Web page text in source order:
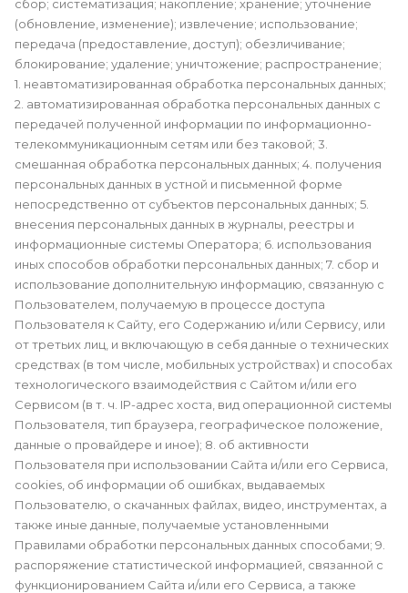
сбор; систематизация; накопление; хранение; уточнение
(обновление, изменение); извлечение; использование;
передача (предоставление, доступ); обезличивание;
блокирование; удаление; уничтожение; распространение;
1. неавтоматизированная обработка персональных данных;
2. автоматизированная обработка персональных данных с
передачей полученной информации по информационно-
телекоммуникационным сетям или без таковой; 3.
смешанная обработка персональных данных; 4. получения
персональных данных в устной и письменной форме
непосредственно от субъектов персональных данных; 5.
внесения персональных данных в журналы, реестры и
информационные системы Оператора; 6. использования
иных способов обработки персональных данных; 7. сбор и
использование дополнительную информацию, связанную с
Пользователем, получаемую в процессе доступа
Пользователя к Сайту, его Содержанию и/или Сервису, или
от третьих лиц, и включающую в себя данные о технических
средствах (в том числе, мобильных устройствах) и способах
технологического взаимодействия с Сайтом и/или его
Сервисом (в т. ч. IP-адрес хоста, вид операционной системы
Пользователя, тип браузера, географическое положение,
данные о провайдере и иное); 8. об активности
Пользователя при использовании Сайта и/или его Сервиса,
cookies, об информации об ошибках, выдаваемых
Пользователю, о скачанных файлах, видео, инструментах, а
также иные данные, получаемые установленными
Правилами обработки персональных данных способами; 9.
распоряжение статистической информацией, связанной с
функционированием Сайта и/или его Сервиса, а также